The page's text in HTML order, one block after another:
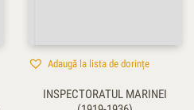
Adaugă la lista de dorințe
INSPECTORATUL MARINEI